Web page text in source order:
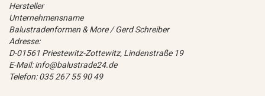
Hersteller
Unternehmensname
Balustradenformen & More / Gerd Schreiber
Adresse:
D-01561 Priestewitz-Zottewitz, Lindenstraße 19
E-Mail: info@balustrade24.de
Telefon: 035 267 55 90 49